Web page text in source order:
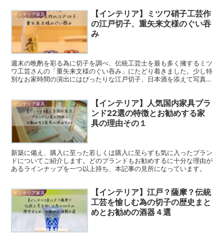
インテリア家具
【インテリア】ミツワ硝子工芸作
の江戸切子、重矢来文様のぐい吞
み
週末の晩酌を彩る為に切子を調べ、伝統工芸士を最も多く擁するミツ
ワ工芸さんの「重矢来文様のぐい吞み」にたどり着きました。少し特
別なお家時間の演出にはぴったりな江戸切子、日本酒を添えて写真を
インテリア家具
【インテリア】人気国内家具ブラ
ンド22選の特徴とお勧めする家
具の理由その１
新築に備え、購入に至った若しくは購入に至らずも気に入ったブラン
ドについてご紹介します。どのブランドもお勧めするに十分な理由が
あるラインナップを一つ以上持ち、本記事の見所になっています。
インテリア家具
【インテリア】江戸？薩摩？伝統
工芸を愉しむ為の切子の歴史まと
めとお勧めの酒器４選